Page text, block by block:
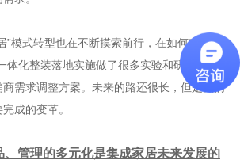
”模式转型也在不断摸索前行，在如何实现“大
体化整装落地实施做了很多实验和研究；同
需求调整方案。未来的路还很长，但是我们
成的变革。
、管理的多元化是集成家居未来发展的